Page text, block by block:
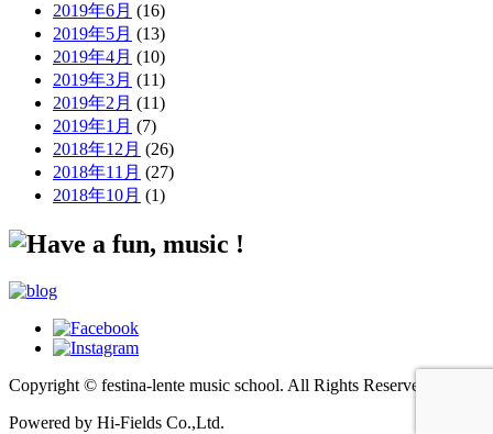
2019年6月 (16)
2019年5月 (13)
2019年4月 (10)
2019年3月 (11)
2019年2月 (11)
2019年1月 (7)
2018年12月 (26)
2018年11月 (27)
2018年10月 (1)
Copyright © festina-lente music school. All Rights Reserved.
Powered by Hi-Fields Co.,Ltd.